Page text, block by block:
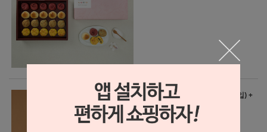
우유앙빵 선물세트(35gx15개입) +
쇼핑백
21,500원